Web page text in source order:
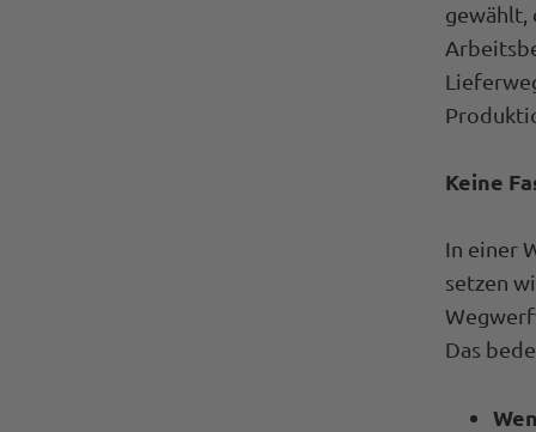
gewählt,
Keine
In einer
setzen
Das